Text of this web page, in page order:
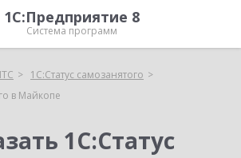
1С:Предприятие 8
Система программ
1С:Статус самозанятого
в Майкопе
1С:Статус